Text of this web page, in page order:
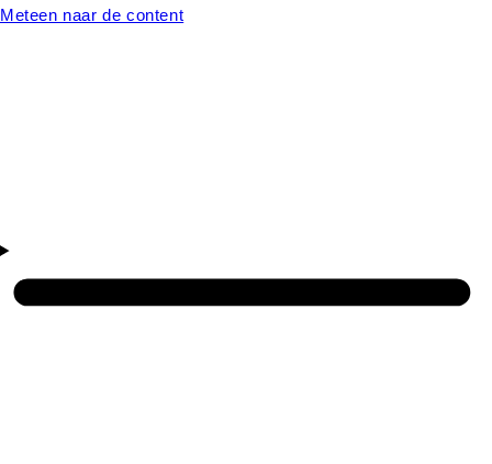
Meteen naar de content